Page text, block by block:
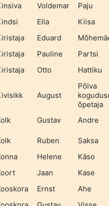
Voldemar
Paju
Ella
Kiisa
Eduard
Pauline
Partsi
Otto Hattiku
August
Põlva
õpetaja
Gustav Andre
Ruben
Saksa
Helene
Käso
Jaan
Kase
Ernst
Ahe